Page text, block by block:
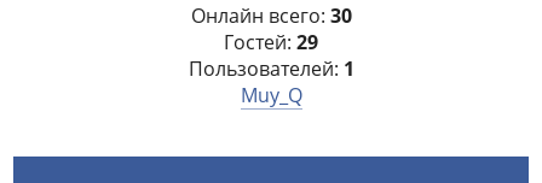
Онлайн всего: 30
Гостей: 29
Пользователей: 1
Muy_Q